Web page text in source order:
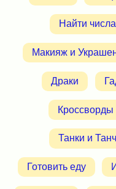
Найти числа
Макияж и
Драки
Кроссворды
Танки и
Готовить еду